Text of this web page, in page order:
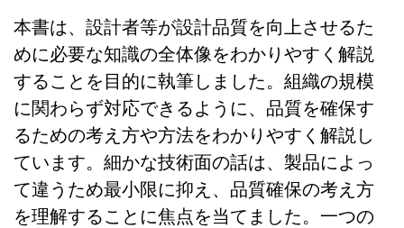
本書は、設計者等が設計品質を向上させるた
めに必要な知識の全体像をわかりやすく解説
することを目的に執筆しました。組織の規模
に関わらず対応できるように、品質を確保す
るための考え方や方法をわかりやすく解説し
ています。細かな技術面の話は、製品によっ
て違うため最小限に抑え、品質確保の考え方
を理解することに焦点を当てました。一つの